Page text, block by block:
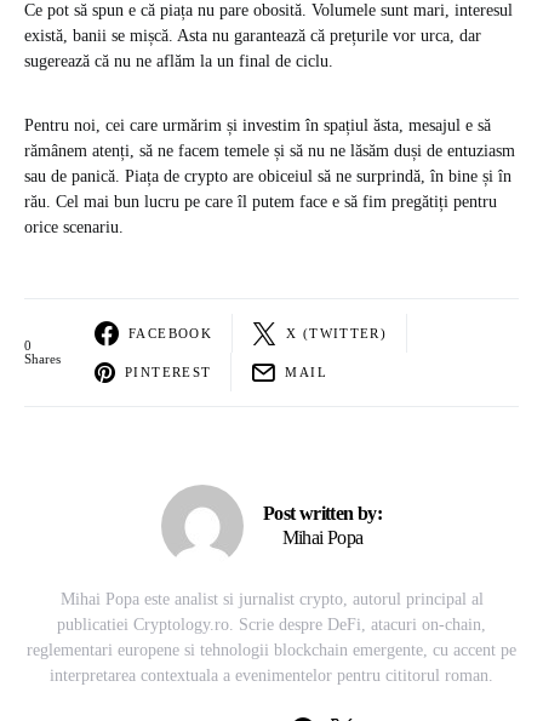
Ce pot să spun e că piața nu pare obosită. Volumele sunt mari, interesul
există, banii se mișcă. Asta nu garantează că prețurile vor urca, dar
sugerează că nu ne aflăm la un final de ciclu.
Pentru noi, cei care urmărim și investim în spațiul ăsta, mesajul e să
rămânem atenți, să ne facem temele și să nu ne lăsăm duși de entuziasm
sau de panică. Piața de crypto are obiceiul să ne surprindă, în bine și în
rău. Cel mai bun lucru pe care îl putem face e să fim pregătiți pentru
orice scenariu.
0
Shares
FACEBOOK X (TWITTER)
PINTEREST MAIL
Post written by:
Mihai Popa
Mihai Popa este analist si jurnalist crypto, autorul principal al
publicatiei Cryptology.ro. Scrie despre DeFi, atacuri on-chain,
reglementari europene si tehnologii blockchain emergente, cu accent pe
interpretarea contextuala a evenimentelor pentru cititorul roman.